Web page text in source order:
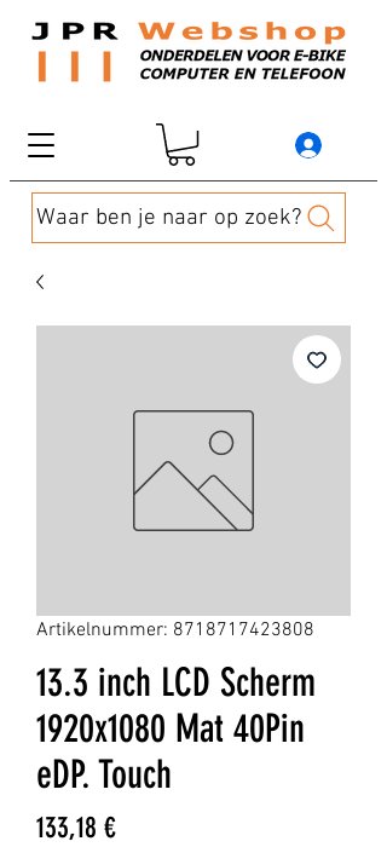
Waar ben je naar op zoek?
Artikelnummer: 8718717423808
13.3 inch LCD Scherm
1920x1080 Mat 40Pin
eDP. Touch
133,18 €Preis